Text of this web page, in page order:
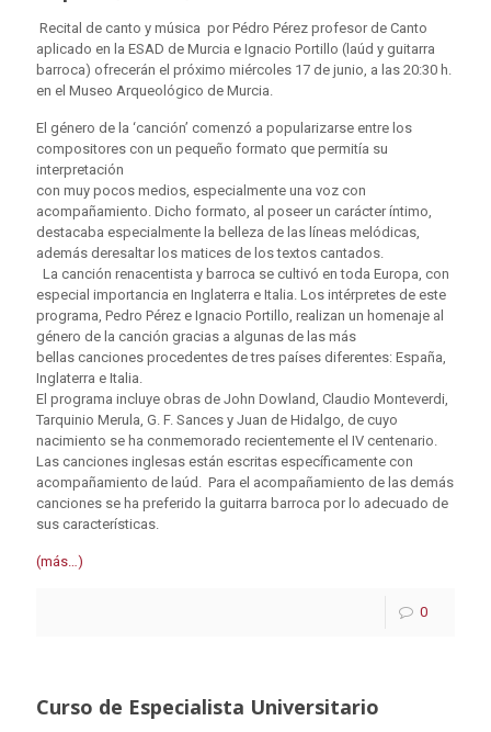
Recital de canto y música por Pédro Pérez profesor de Canto
aplicado en la ESAD de Murcia e Ignacio Portillo (laúd y guitarra
barroca) ofrecerán el próximo miércoles 17 de junio, a las 20:30 h.
en el Museo Arqueológico de Murcia.
El género de la ‘canción’ comenzó a popularizarse entre los
compositores con un pequeño formato que permitía su
interpretación
con muy pocos medios, especialmente una voz con
acompañamiento. Dicho formato, al poseer un carácter íntimo,
destacaba especialmente la belleza de las líneas melódicas,
además deresaltar los matices de los textos cantados.
La canción renacentista y barroca se cultivó en toda Europa, con
especial importancia en Inglaterra e Italia. Los intérpretes de este
programa, Pedro Pérez e Ignacio Portillo, realizan un homenaje al
género de la canción gracias a algunas de las más
bellas canciones procedentes de tres países diferentes: España,
Inglaterra e Italia.
El programa incluye obras de John Dowland, Claudio Monteverdi,
Tarquinio Merula, G. F. Sances y Juan de Hidalgo, de cuyo
nacimiento se ha conmemorado recientemente el IV centenario.
Las canciones inglesas están escritas específicamente con
acompañamiento de laúd. Para el acompañamiento de las demás
canciones se ha preferido la guitarra barroca por lo adecuado de
sus características.
(más…)
0
Curso de Especialista Universitario